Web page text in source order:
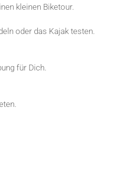
kleinen Biketour.
oder das Kajak testen.
für Dich.